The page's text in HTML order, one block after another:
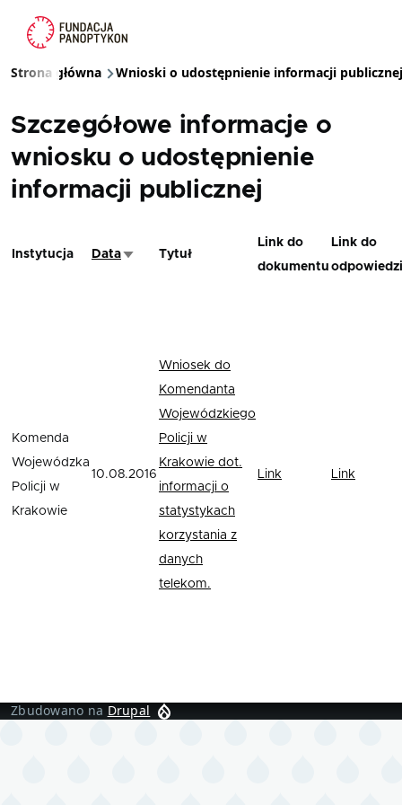
Ścieżka nawigacyjna
Strona główna Wnioski o udostępnienie informacji publicznej
Szczegółowe informacje o
wniosku o udostępnienie
informacji publicznej
Instytucja DataSortuj rosnąco
Tytuł
Link do
dokumentu
Link do
odpowiedzi
Komenda
Wojewódzka
Policji w
Krakowie
10.08.2016
Wniosek do
Komendanta
Wojewódzkiego
Policji w
Krakowie dot.
informacji o
statystykach
korzystania z
danych
telekom.
Link Link
Zbudowano na Drupal